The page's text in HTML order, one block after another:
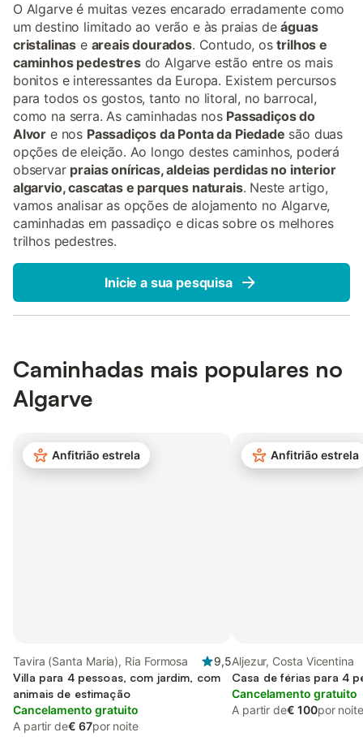
O Algarve é muitas vezes encarado erradamente como
um destino limitado ao verão e às praias deáguas
cristalinas e areais dourados. Contudo, ostrilhos e
caminhos pedestresdo Algarve estão entre os mais
bonitos e interessantes da Europa. Existem percursos
para todos os gostos, tanto no litoral, no barrocal,
como na serra. As caminhadas nos Passadiços do
Alvor e nos Passadiços da Ponta da Piedade são duas
opções de eleição. Ao longo destes caminhos, poderá
observar praias oníricas, aldeias perdidas no interior
algarvio, cascatas e parques naturais. Neste artigo,
vamos analisar as opções de alojamento no Algarve,
caminhadas em passadiço e dicas sobre os melhores
trilhos pedestres.
Inicie a sua pesquisa
Caminhadas mais populares no
Algarve
Anfitrião estrela
Tavira (Santa Maria), Ria Formosa
9,5
Villa para 4 pessoas, com jardim, com
animais de estimação
Cancelamento gratuito
A partir de€ 67por noite
Anfitrião estrela
Aljezur, Costa Vicentina
Casa de férias para 4
Cancelamento gratuito
A partir de€ 100por noite